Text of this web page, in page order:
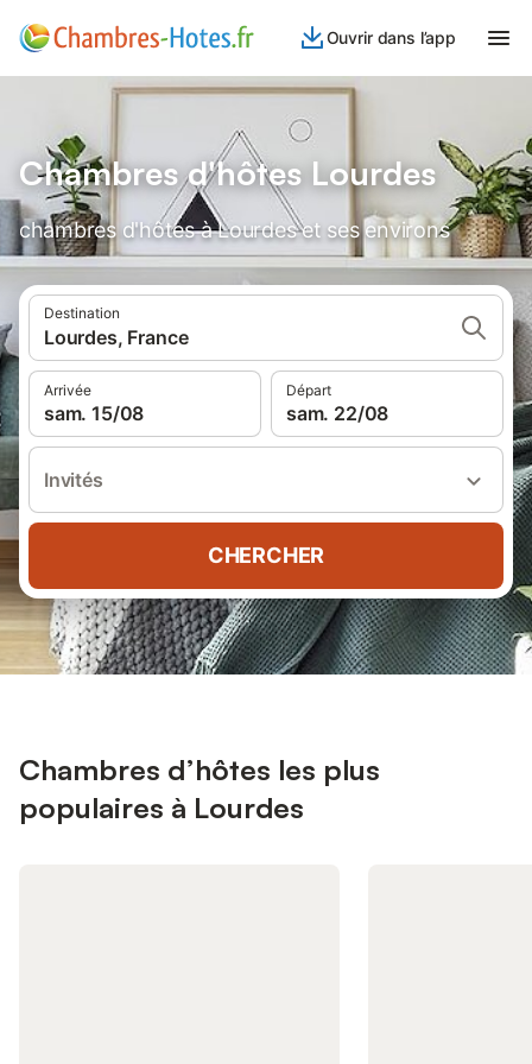
Ouvrir dans l’app
Chambres d'hôtes Lourdes
chambres d'hôtes à Lourdes et ses environs
Destination
Lourdes, France
Arrivée
sam. 15/08
Départ
sam. 22/08
Invités
CHERCHER
Chambres d’hôtes les plus
populaires à Lourdes